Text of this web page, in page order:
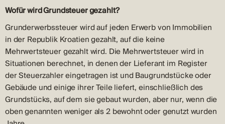
Wofür wird Grundsteuer gezahlt?
Grunderwerbssteuer wird auf jeden Erwerb von Immobilien
in der Republik Kroatien gezahlt, auf die keine
Mehrwertsteuer gezahlt wird. Die Mehrwertsteuer wird in
Situationen berechnet, in denen der Lieferant im Register
der Steuerzahler eingetragen ist und Baugrundstücke oder
Gebäude und einige ihrer Teile liefert, einschließlich des
Grundstücks, auf dem sie gebaut wurden, aber nur, wenn die
oben genannten weniger als 2 bewohnt oder genutzt wurden